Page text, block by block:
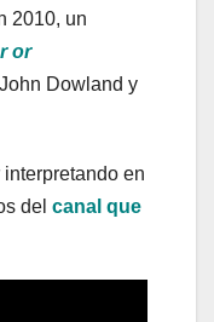
2010, un
or
Dowland y
en
del canal que